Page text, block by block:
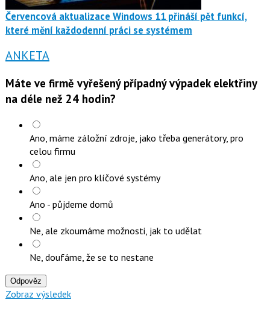
Červencová aktualizace Windows 11 přináší pět funkcí,
které mění každodenní práci se systémem
ANKETA
Máte ve firmě vyřešený případný výpadek elektřiny
na déle než 24 hodin?
Ano, máme záložní zdroje, jako třeba generátory, pro
celou firmu
Ano, ale jen pro klíčové systémy
Ano - půjdeme domů
Ne, ale zkoumáme možnosti, jak to udělat
Ne, doufáme, že se to nestane
Odpověz
Zobraz výsledek